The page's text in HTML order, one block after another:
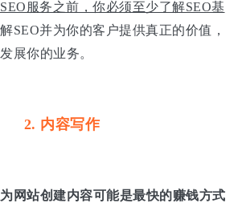
服务之前，你必须至少了解SEO基
SEO并为你的客户提供真正的价值，
展你的业务。
2. 内容写作
为网站创建内容可能是最快的赚钱方式